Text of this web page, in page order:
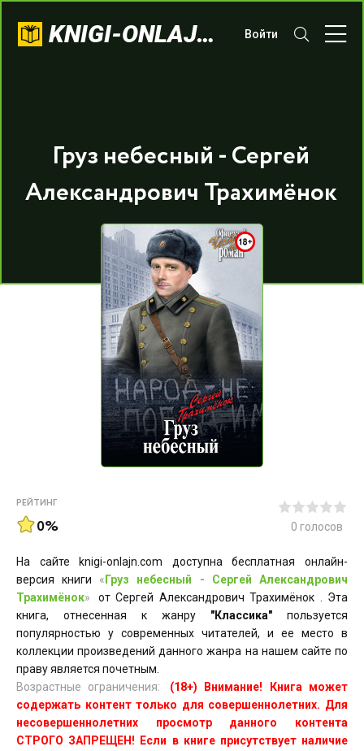
KNIGI-ONLAJN.COM Войти
Груз небесный - Сергей
Александрович Трахимёнок
РЕЙТИНГ
0% 0 голосов
На сайте knigi-onlajn.com доступна бесплатная онлайн-
версия книги « Груз небесный - Сергей Александрович
Трахимёнок»
от Сергей Александрович Трахимёнок . Эта
книга, отнесенная к жанру "Классика" пользуется
популярностью у современных читателей, и ее место в
коллекции произведений данного жанра на нашем сайте по
праву является почетным.
Возрастные ограничения:
(18+) Внимание! Книга может
содержать контент только для совершеннолетних. Для
несовершеннолетних просмотр данного контента
СТРОГО ЗАПРЕЩЕН! Если в книге присутствует наличие